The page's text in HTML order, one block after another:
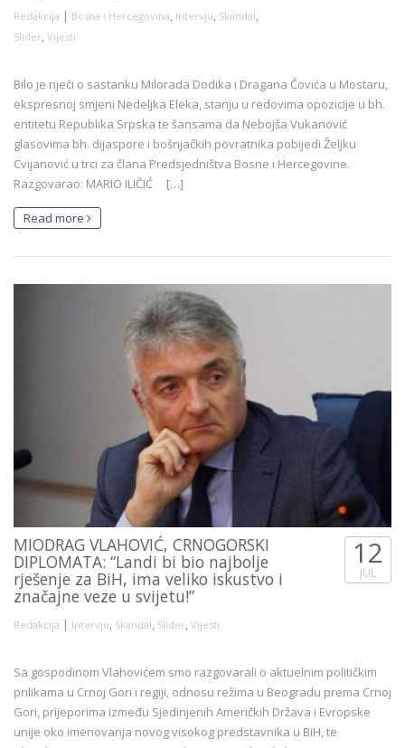
Redakcija | Bosna i Hercegovina, Intervju, Skandal,
Slider, Vijesti
Bilo je riječi o sastanku Milorada Dodika i Dragana Čovića u Mostaru,
ekspresnoj smjeni Nedeljka Eleka, stanju u redovima opozicije u bh.
entitetu Republika Srpska te šansama da Nebojša Vukanović
glasovima bh. dijaspore i bošnjačkih povratnika pobijedi Željku
Cvijanović u trci za člana Predsjedništva Bosne i Hercegovine.
Razgovarao: MARIO ILIČIĆ […]
Read more
MIODRAG VLAHOVIĆ, CRNOGORSKI
DIPLOMATA: “Landi bi bio najbolje
rješenje za BiH, ima veliko iskustvo i
značajne veze u svijetu!”
Redakcija | Intervju, Skandal, Slider, Vijesti
12
JUL
Sa gospodinom Vlahovićem smo razgovarali o aktuelnim političkim
prilikama u Crnoj Gori i regiji, odnosu režima u Beogradu prema Crnoj
Gori, prijeporima između Sjedinjenih Američkih Država i Evropske
unije oko imenovanja novog visokog predstavnika u BiH, te